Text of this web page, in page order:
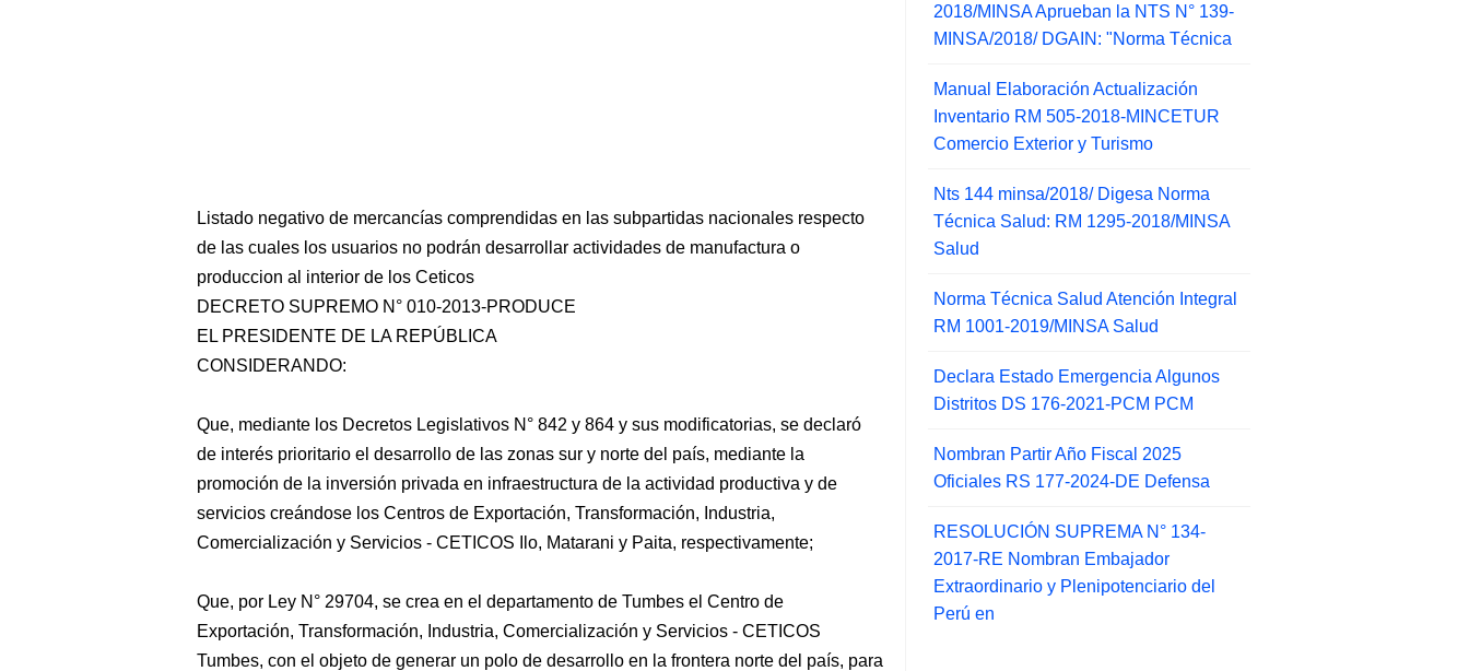
Listado negativo de mercancías comprendidas en las subpartidas nacionales respecto
de las cuales los usuarios no podrán desarrollar actividades de manufactura o
produccion al interior de los Ceticos
DECRETO SUPREMO N° 010-2013-PRODUCE
EL PRESIDENTE DE LA REPÚBLICA
CONSIDERANDO:
Que, mediante los Decretos Legislativos N° 842 y 864 y sus modificatorias, se declaró
de interés prioritario el desarrollo de las zonas sur y norte del país, mediante la
promoción de la inversión privada en infraestructura de la actividad productiva y de
servicios creándose los Centros de Exportación, Transformación, Industria,
Comercialización y Servicios - CETICOS Ilo, Matarani y Paita, respectivamente;
Que, por Ley N° 29704, se crea en el departamento de Tumbes el Centro de
Exportación, Transformación, Industria, Comercialización y Servicios - CETICOS
Tumbes, con el objeto de generar un polo de desarrollo en la frontera norte del país, para
2018/MINSA Aprueban la NTS N° 139-
MINSA/2018/ DGAIN: "Norma Técnica
Manual Elaboración Actualización
Inventario RM 505-2018-MINCETUR
Comercio Exterior y Turismo
Nts 144 minsa/2018/ Digesa Norma
Técnica Salud: RM 1295-2018/MINSA
Salud
Norma Técnica Salud Atención Integral
RM 1001-2019/MINSA Salud
Declara Estado Emergencia Algunos
Distritos DS 176-2021-PCM PCM
Nombran Partir Año Fiscal 2025
Oficiales RS 177-2024-DE Defensa
RESOLUCIÓN SUPREMA N° 134-
2017-RE Nombran Embajador
Extraordinario y Plenipotenciario del
Perú en